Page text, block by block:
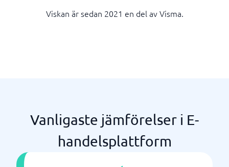
Viskan är sedan 2021 en del av Visma.
Vanligaste jämförelser i E-
handelsplattform